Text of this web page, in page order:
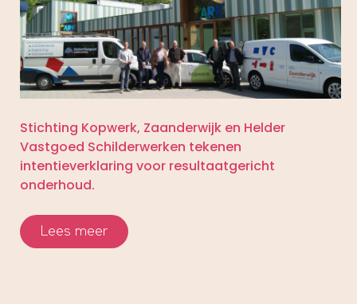
Stichting Kopwerk, Zaanderwijk en Helder
Vastgoed Schilderwerken tekenen
intentieverklaring voor resultaatgericht
onderhoud.
Lees meer